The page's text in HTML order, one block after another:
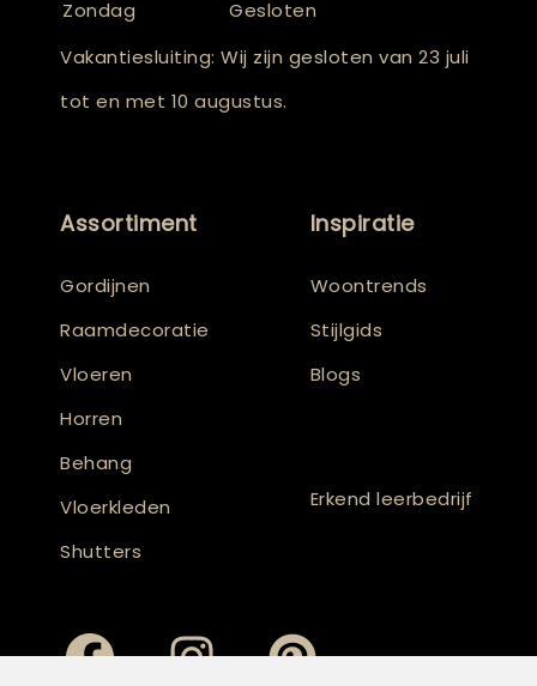
Zondag
Gesloten
Vakantiesluiting: Wij zijn gesloten van 23 juli
tot en met 10 augustus.
Assortiment
Gordijnen
Raamdecoratie
Vloeren
Horren
Behang
Vloerkleden
Shutters
Inspiratie
Woontrends
Stijlgids
Blogs
Erkend leerbedrijf